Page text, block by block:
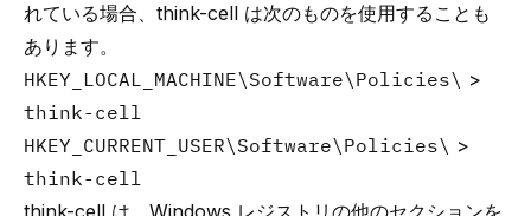
れている場合、think-cell は次のものを使用することも
あります。
HKEY_LOCAL_MACHINE\Software\Policies\ >
think-cell
HKEY_CURRENT_USER\Software\Policies\ >
think-cell
think-cell は、Windows レジストリの他のセクションを